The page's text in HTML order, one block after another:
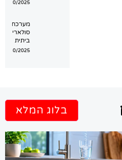
12/10/2025
מערכת
סולארית
ביתית
12/10/2025
בלוג המלא